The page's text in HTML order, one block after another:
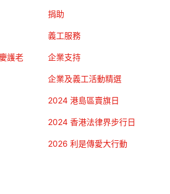
護老
捐助
義工服務
企業支持
企業及義工活動精選
2024 港島區賣旗日
2024 香港法律界步行日
2026 利是傳愛大行動